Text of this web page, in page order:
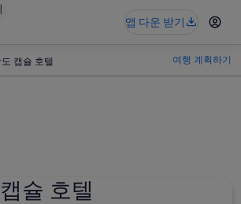
앱 다운 받기
캡슐 호텔 여행 계획하기
슐 호텔